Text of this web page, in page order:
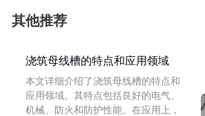
其他推荐
浇筑母线槽的特点和应用领域
本文详细介绍了浇筑母线槽的特点和
应用领域。其特点包括良好的电气、
机械、防火和防护性能。在应用上，